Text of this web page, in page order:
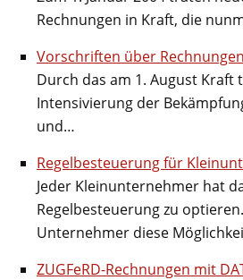
Rechnungen in Kraft, die
Vorschriften über
Durch das am 1. August Kraft
Intensivierung der
und…
Regelbesteuerung für
Jeder Kleinunternehmer hat
Regelbesteuerung zu
Unternehmer diese
ZUGFeRD-Rechnungen mit